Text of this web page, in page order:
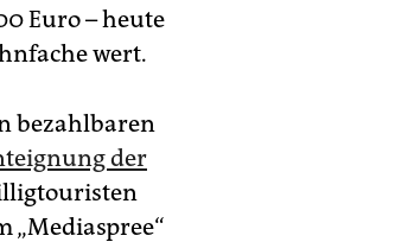
Euro – heute
wert.
bezahlbaren
der
„Mediaspree“